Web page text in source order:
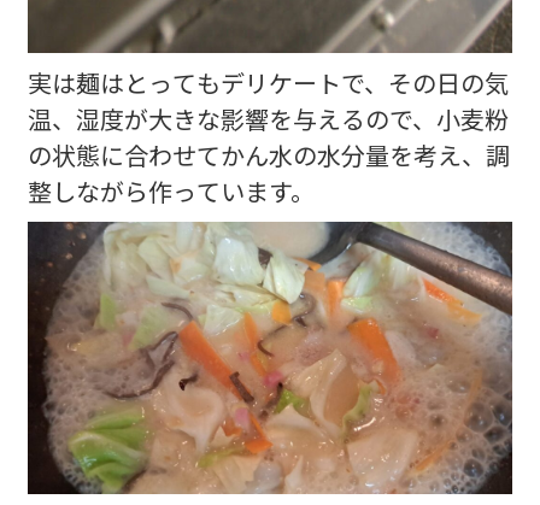
実は麺はとってもデリケートで、その日の気
温、湿度が大きな影響を与えるので、小麦粉
の状態に合わせてかん水の水分量を考え、調
整しながら作っています。